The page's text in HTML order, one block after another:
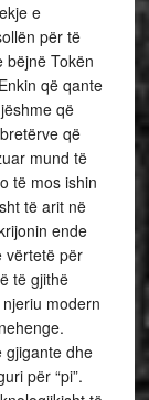
e
për të
bëjnë Tokën
që qante
që
që
mund të
të mos ishin
të arit në
ende
vërtetë për
të gjithë
modern
gjigante dhe
për “pi”.